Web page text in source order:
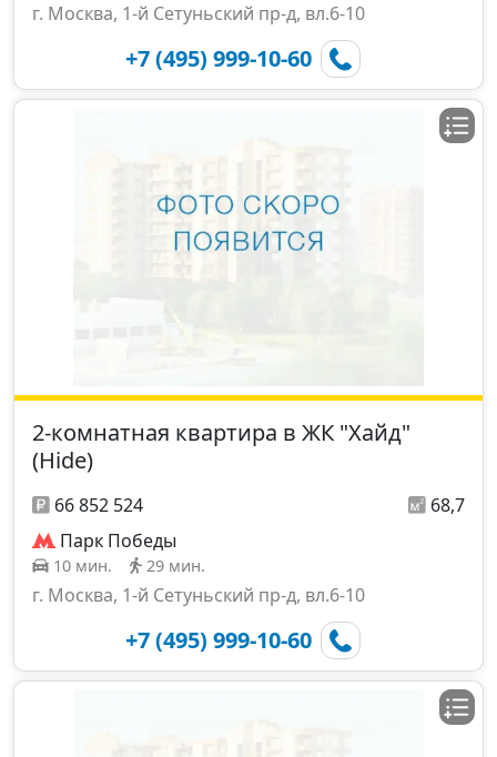
г. Москва, 1-й Сетуньский пр-д, вл.6-10
+7 (495) 999-10-60
2-комнатная квартира в ЖК "Хайд"
(Hide)
66 852 524
68,7
Парк Победы
10 мин. 29 мин.
г. Москва, 1-й Сетуньский пр-д, вл.6-10
+7 (495) 999-10-60